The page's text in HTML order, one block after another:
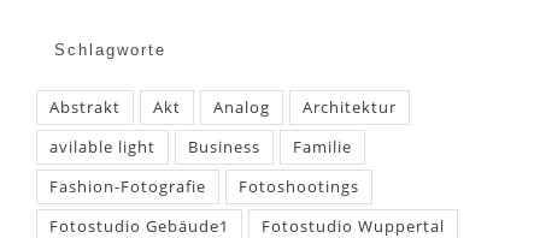
Schlagworte
Abstrakt Akt Analog
Architektur
avilable light
Business
Familie
Fashion-Fotografie
Fotoshootings
Fotostudio Gebäude1
Fotostudio Wuppertal